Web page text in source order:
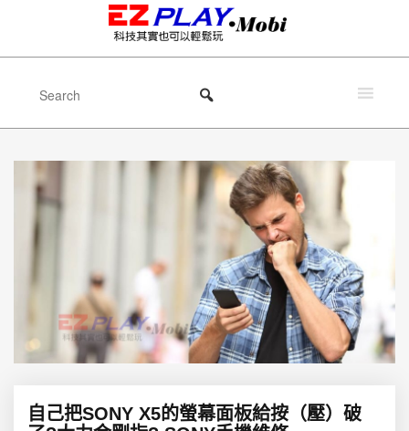
自己把SONY X5的螢幕面板給按（壓）破